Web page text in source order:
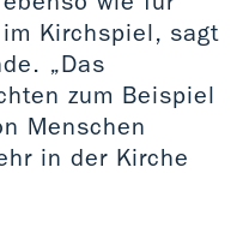
Kirchspiel, sagt
„Das
zum Beispiel
Menschen
in der Kirche